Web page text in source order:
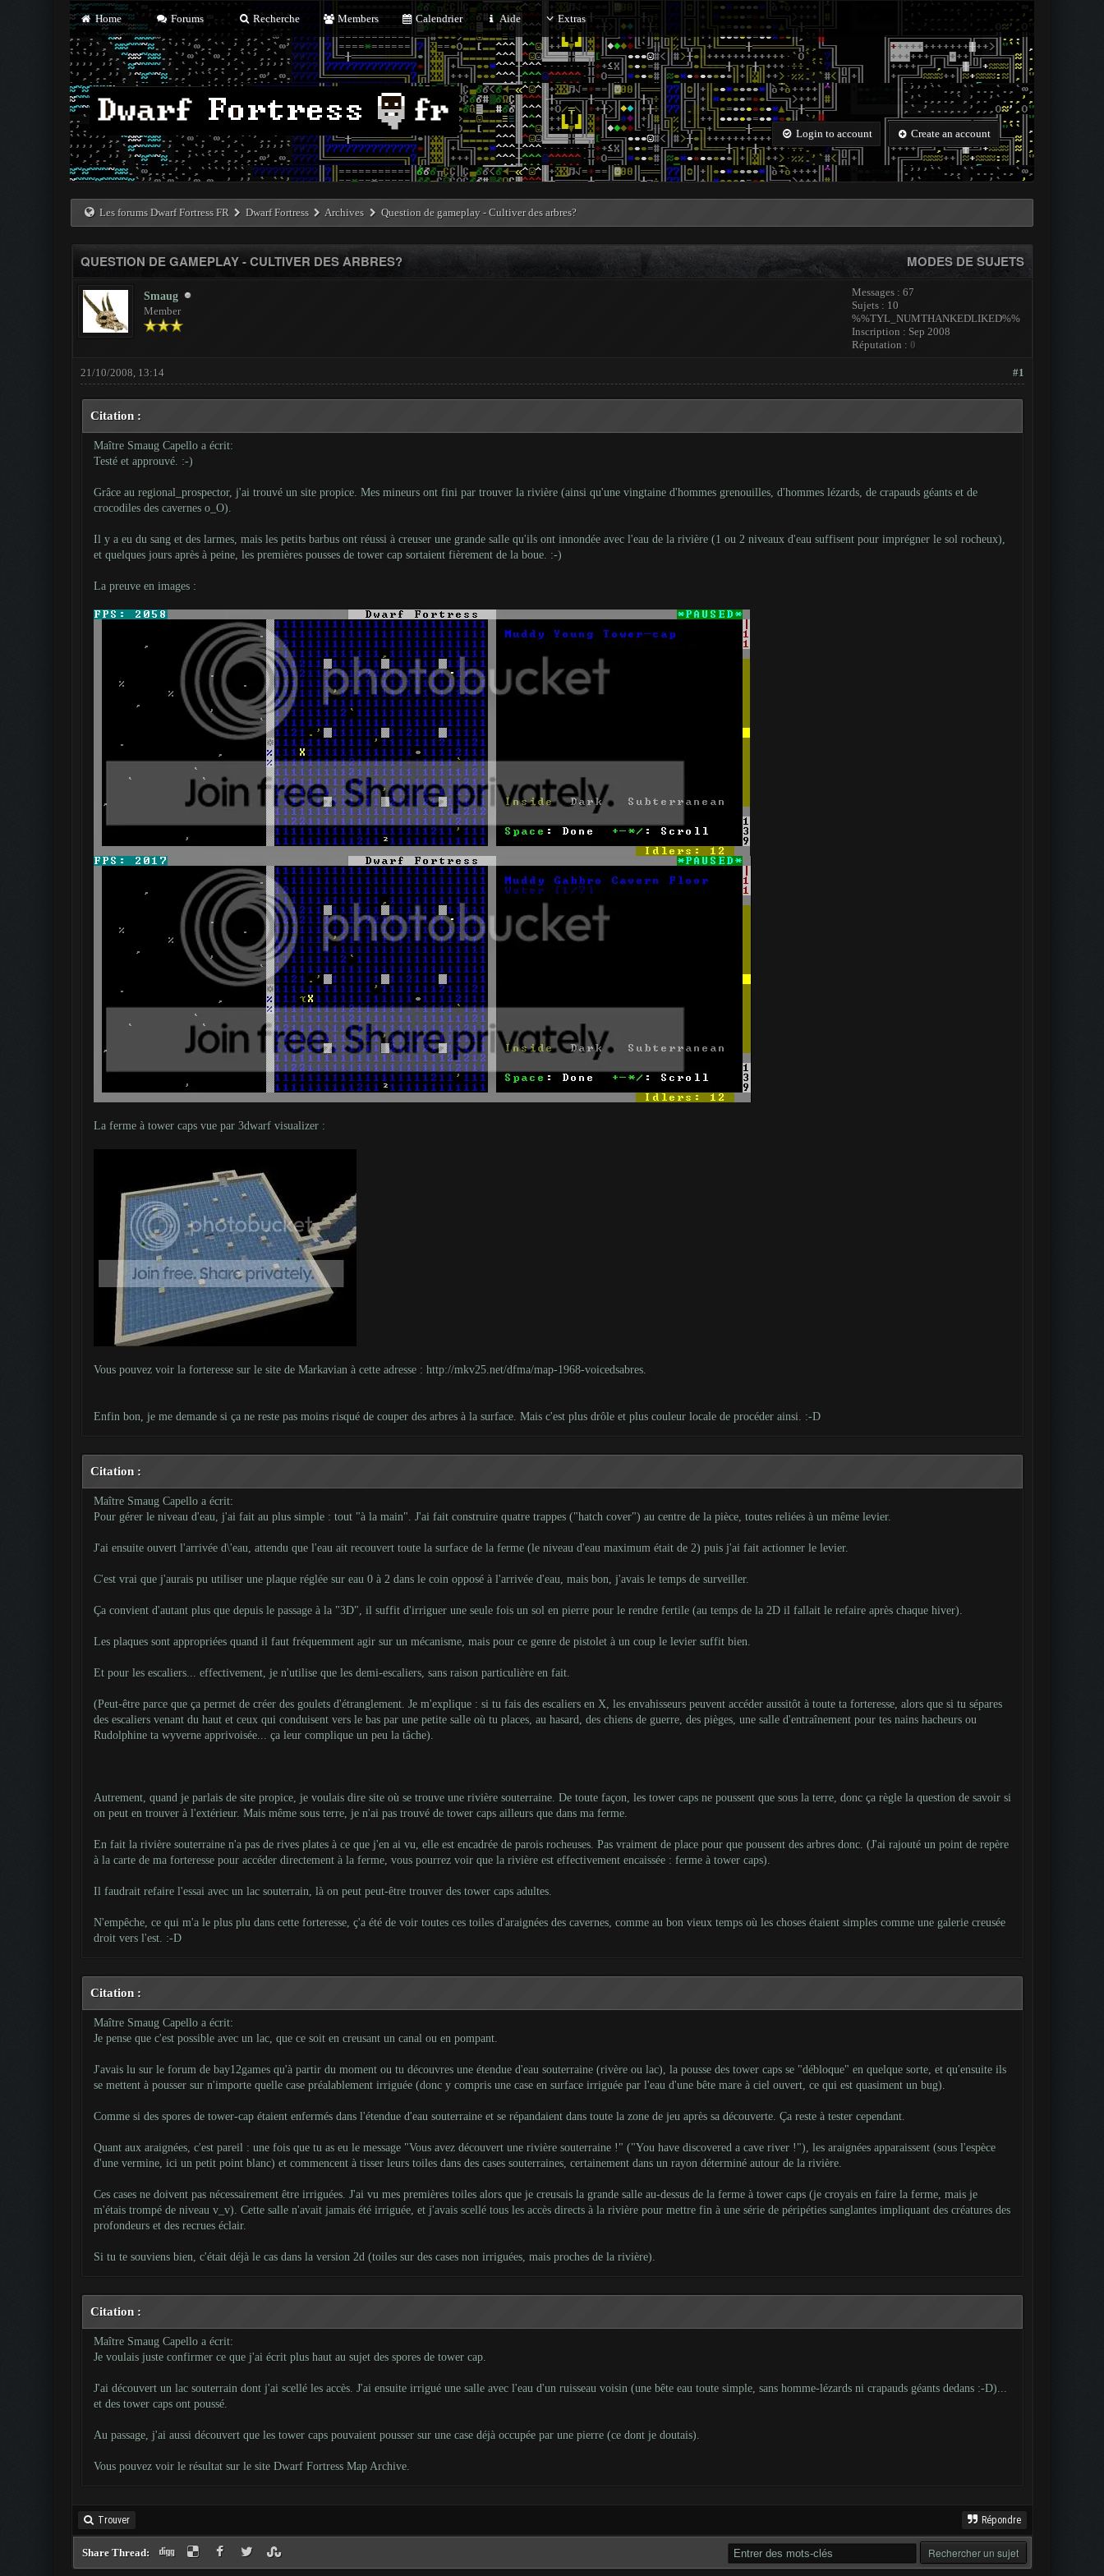
Home Forums Recherche Members Calendrier Aide Extras
Login to account Create an account
Les forums Dwarf Fortress FR Dwarf Fortress Archives Question de gameplay - Cultiver des arbres?
MODES DE SUJETS
QUESTION DE GAMEPLAY - CULTIVER DES ARBRES?
Smaug
Member
Messages : 67
Sujets : 10
%%TYL_NUMTHANKEDLIKED%%
Inscription : Sep 2008
Réputation : 0
#1
21/10/2008, 13:14
Citation :
Maître Smaug Capello a écrit:
Testé et approuvé. :-)
Grâce au regional_prospector, j'ai trouvé un site propice. Mes mineurs ont fini par trouver la rivière (ainsi qu'une vingtaine d'hommes grenouilles, d'hommes lézards, de crapauds géants et de
crocodiles des cavernes o_O).
Il y a eu du sang et des larmes, mais les petits barbus ont réussi à creuser une grande salle qu'ils ont innondée avec l'eau de la rivière (1 ou 2 niveaux d'eau suffisent pour imprégner le sol rocheux),
et quelques jours après à peine, les premières pousses de tower cap sortaient fièrement de la boue. :-)
La preuve en images :
La ferme à tower caps vue par 3dwarf visualizer :
Vous pouvez voir la forteresse sur le site de Markavian à cette adresse : http://mkv25.net/dfma/map-1968-voicedsabres.
Enfin bon, je me demande si ça ne reste pas moins risqué de couper des arbres à la surface. Mais c'est plus drôle et plus couleur locale de procéder ainsi. :-D
Citation :
Maître Smaug Capello a écrit:
Pour gérer le niveau d'eau, j'ai fait au plus simple : tout "à la main". J'ai fait construire quatre trappes ("hatch cover") au centre de la pièce, toutes reliées à un même levier.
J'ai ensuite ouvert l'arrivée d\'eau, attendu que l'eau ait recouvert toute la surface de la ferme (le niveau d'eau maximum était de 2) puis j'ai fait actionner le levier.
C'est vrai que j'aurais pu utiliser une plaque réglée sur eau 0 à 2 dans le coin opposé à l'arrivée d'eau, mais bon, j'avais le temps de surveiller.
Ça convient d'autant plus que depuis le passage à la "3D", il suffit d'irriguer une seule fois un sol en pierre pour le rendre fertile (au temps de la 2D il fallait le refaire après chaque hiver).
Les plaques sont appropriées quand il faut fréquemment agir sur un mécanisme, mais pour ce genre de pistolet à un coup le levier suffit bien.
Et pour les escaliers... effectivement, je n'utilise que les demi-escaliers, sans raison particulière en fait.
(Peut-être parce que ça permet de créer des goulets d'étranglement. Je m'explique : si tu fais des escaliers en X, les envahisseurs peuvent accéder aussitôt à toute ta forteresse, alors que si tu sépares
des escaliers venant du haut et ceux qui conduisent vers le bas par une petite salle où tu places, au hasard, des chiens de guerre, des pièges, une salle d'entraînement pour tes nains hacheurs ou
Rudolphine ta wyverne apprivoisée... ça leur complique un peu la tâche).
Autrement, quand je parlais de site propice, je voulais dire site où se trouve une rivière souterraine. De toute façon, les tower caps ne poussent que sous la terre, donc ça règle la question de savoir si
on peut en trouver à l'extérieur. Mais même sous terre, je n'ai pas trouvé de tower caps ailleurs que dans ma ferme.
En fait la rivière souterraine n'a pas de rives plates à ce que j'en ai vu, elle est encadrée de parois rocheuses. Pas vraiment de place pour que poussent des arbres donc. (J'ai rajouté un point de repère
à la carte de ma forteresse pour accéder directement à la ferme, vous pourrez voir que la rivière est effectivement encaissée : ferme à tower caps).
Il faudrait refaire l'essai avec un lac souterrain, là on peut peut-être trouver des tower caps adultes.
N'empêche, ce qui m'a le plus plu dans cette forteresse, ç'a été de voir toutes ces toiles d'araignées des cavernes, comme au bon vieux temps où les choses étaient simples comme une galerie creusée
droit vers l'est. :-D
Citation :
Maître Smaug Capello a écrit:
Je pense que c'est possible avec un lac, que ce soit en creusant un canal ou en pompant.
J'avais lu sur le forum de bay12games qu'à partir du moment ou tu découvres une étendue d'eau souterraine (rivère ou lac), la pousse des tower caps se "débloque" en quelque sorte, et qu'ensuite ils
se mettent à pousser sur n'importe quelle case préalablement irriguée (donc y compris une case en surface irriguée par l'eau d'une bête mare à ciel ouvert, ce qui est quasiment un bug).
Comme si des spores de tower-cap étaient enfermés dans l'étendue d'eau souterraine et se répandaient dans toute la zone de jeu après sa découverte. Ça reste à tester cependant.
Quant aux araignées, c'est pareil : une fois que tu as eu le message "Vous avez découvert une rivière souterraine !" ("You have discovered a cave river !"), les araignées apparaissent (sous l'espèce
d'une vermine, ici un petit point blanc) et commencent à tisser leurs toiles dans des cases souterraines, certainement dans un rayon déterminé autour de la rivière.
Ces cases ne doivent pas nécessairement être irriguées. J'ai vu mes premières toiles alors que je creusais la grande salle au-dessus de la ferme à tower caps (je croyais en faire la ferme, mais je
m'étais trompé de niveau v_v). Cette salle n'avait jamais été irriguée, et j'avais scellé tous les accès directs à la rivière pour mettre fin à une série de péripéties sanglantes impliquant des créatures des
profondeurs et des recrues éclair.
Si tu te souviens bien, c'était déjà le cas dans la version 2d (toiles sur des cases non irriguées, mais proches de la rivière).
Citation :
Maître Smaug Capello a écrit:
Je voulais juste confirmer ce que j'ai écrit plus haut au sujet des spores de tower cap.
J'ai découvert un lac souterrain dont j'ai scellé les accès. J'ai ensuite irrigué une salle avec l'eau d'un ruisseau voisin (une bête eau toute simple, sans homme-lézards ni crapauds géants dedans :-D)...
et des tower caps ont poussé.
Au passage, j'ai aussi découvert que les tower caps pouvaient pousser sur une case déjà occupée par une pierre (ce dont je doutais).
Vous pouvez voir le résultat sur le site Dwarf Fortress Map Archive.
Trouver Répondre
Share Thread: